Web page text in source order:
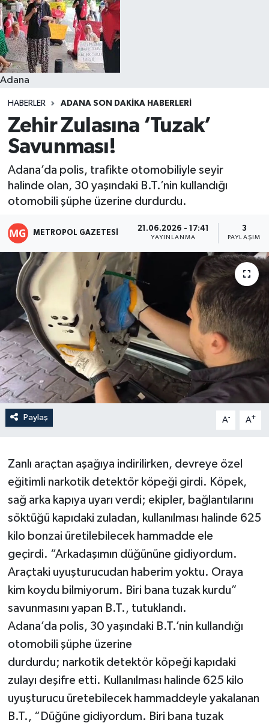
Adana
HABERLER ADANA SON DAKIKA HABERLERI
Zehir Zulasına ‘Tuzak’
Savunması!
Adana’da polis, trafikte otomobiliyle seyir
halinde olan, 30 yaşındaki B.T.’nin kullandığı
otomobili şüphe üzerine durdurdu.
METROPOL GAZETESI 21.06.2026 - 17:41
YAYINLANMA
3
PAYLAŞIM
Paylaş A- A+
Zanlı araçtan aşağıya indirilirken, devreye özel
eğitimli narkotik detektör köpeği girdi. Köpek,
sağ arka kapıya uyarı verdi; ekipler, bağlantılarını
söktüğü kapıdaki zuladan, kullanılması halinde 625
kilo bonzai üretilebilecek hammadde ele
geçirdi. “Arkadaşımın düğününe gidiyordum.
Araçtaki uyuşturucudan haberim yoktu. Oraya
kim koydu bilmiyorum. Biri bana tuzak kurdu”
savunmasını yapan B.T., tutuklandı.
Adana’da polis, 30 yaşındaki B.T.’nin kullandığı
otomobili şüphe üzerine
durdurdu; narkotik detektör köpeği kapıdaki
zulayı deşifre etti. Kullanılması halinde 625 kilo
uyuşturucu üretebilecek hammaddeyle yakalanan
B.T., “Düğüne gidiyordum. Biri bana tuzak
Resmi İlanlar